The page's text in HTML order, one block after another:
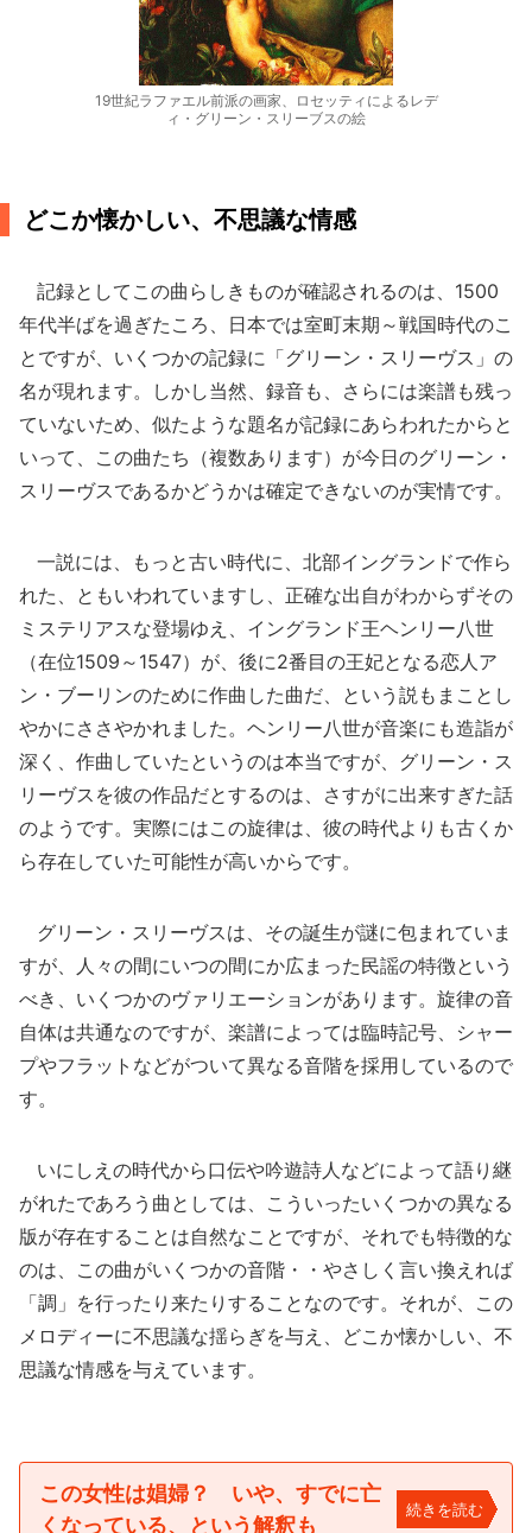
19世紀ラファエル前派の画家、ロセッティによるレデ
ィ・グリーン・スリーブスの絵
どこか懐かしい、不思議な情感
記録としてこの曲らしきものが確認されるのは、1500
年代半ばを過ぎたころ、日本では室町末期～戦国時代のこ
とですが、いくつかの記録に「グリーン・スリーヴス」の
名が現れます。しかし当然、録音も、さらには楽譜も残っ
ていないため、似たような題名が記録にあらわれたからと
いって、この曲たち（複数あります）が今日のグリーン・
スリーヴスであるかどうかは確定できないのが実情です。
一説には、もっと古い時代に、北部イングランドで作ら
れた、ともいわれていますし、正確な出自がわからずその
ミステリアスな登場ゆえ、イングランド王ヘンリー八世
（在位1509～1547）が、後に2番目の王妃となる恋人ア
ン・ブーリンのために作曲した曲だ、という説もまことし
やかにささやかれました。ヘンリー八世が音楽にも造詣が
深く、作曲していたというのは本当ですが、グリーン・ス
リーヴスを彼の作品だとするのは、さすがに出来すぎた話
のようです。実際にはこの旋律は、彼の時代よりも古くか
ら存在していた可能性が高いからです。
グリーン・スリーヴスは、その誕生が謎に包まれていま
すが、人々の間にいつの間にか広まった民謡の特徴という
べき、いくつかのヴァリエーションがあります。旋律の音
自体は共通なのですが、楽譜によっては臨時記号、シャー
プやフラットなどがついて異なる音階を採用しているので
す。
いにしえの時代から口伝や吟遊詩人などによって語り継
がれたであろう曲としては、こういったいくつかの異なる
版が存在することは自然なことですが、それでも特徴的な
のは、この曲がいくつかの音階・・やさしく言い換えれば
「調」を行ったり来たりすることなのです。それが、この
メロディーに不思議な揺らぎを与え、どこか懐かしい、不
思議な情感を与えています。
この女性は娼婦？ いや、すでに亡
くなっている、という解釈も
続きを読む